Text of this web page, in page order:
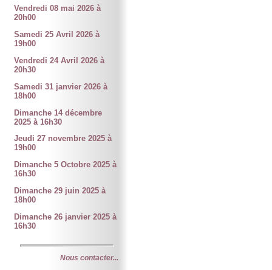
Vendredi 08 mai 2026 à
20h00
Samedi 25 Avril 2026 à
19h00
Vendredi 24 Avril 2026 à
20h30
Samedi 31 janvier 2026 à
18h00
Dimanche 14 décembre
2025 à 16h30
Jeudi 27 novembre 2025 à
19h00
Dimanche 5 Octobre 2025 à
16h30
Dimanche 29 juin 2025 à
18h00
Dimanche 26 janvier 2025 à
16h30
Nous contacter...